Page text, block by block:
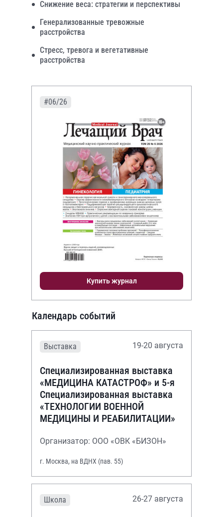
Снижение веса: стратегии и перспективы
Генерализованные тревожные
расстройства
Стресс, тревога и вегетативные
расстройства
#06/26
Купить журнал
Календарь событий
Выставка 19-20 августа
Специализированная выставка
«МЕДИЦИНА КАТАСТРОФ» и 5-я
Специализированная выставка
«ТЕХНОЛОГИИ ВОЕННОЙ
МЕДИЦИНЫ И РЕАБИЛИТАЦИИ»
Организатор: ООО «ОВК «БИЗОН»
г. Москва, на ВДНХ (пав. 55)
Школа 26-27 августа